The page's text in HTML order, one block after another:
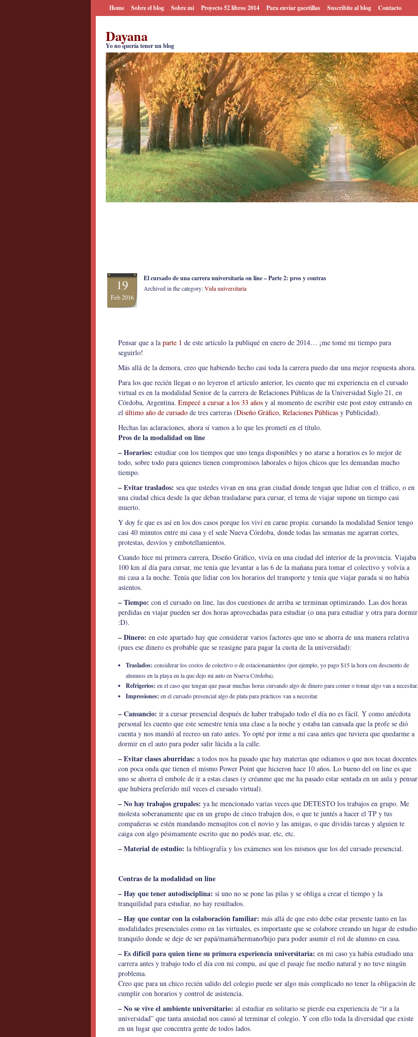
Home Sobre el blog Sobre mi Proyecto 52 libros 2014 Para enviar gacetillas Suscribite al blog Contacto
Dayana
Yo no quería tener un blog
19
Feb 2016
El cursado de una carrera universitaria on line – Parte 2: pros y contras
Archived in the category:Vida universitaria
Pensar que a la parte 1 de este artículo la publiqué en enero de 2014… ¡me tomé mi tiempo para
seguirlo!
Más allá de la demora, creo que habiendo hecho casi toda la carrera puedo dar una mejor respuesta ahora.
Para los que recién llegan o no leyeron el artículo anterior, les cuento que mi experiencia en el cursado
virtual es en la modalidad Senior de la carrera de Relaciones Públicas de la Universidad Siglo 21, en
Córdoba, Argentina. Empecé a cursar a los 33 años y al momento de escribir este post estoy entrando en
el último año de cursado de tres carreras (Diseño Gráfico, Relaciones Públicas y Publicidad).
Hechas las aclaraciones, ahora sí vamos a lo que les prometí en el título.
Pros de la modalidad on line
– Horarios: estudiar con los tiempos que uno tenga disponibles y no atarse a horarios es lo mejor de
todo, sobre todo para quienes tienen compromisos laborales o hijos chicos que les demandan mucho
tiempo.
– Evitar traslados: sea que ustedes vivan en una gran ciudad donde tengan que lidiar con el tráfico, o en
una ciudad chica desde la que deban trasladarse para cursar, el tema de viajar supone un tiempo casi
muerto.
Y doy fe que es así en los dos casos porque los viví en carne propia: cursando la modalidad Senior tengo
casi 40 minutos entre mi casa y el sede Nueva Córdoba, donde todas las semanas me agarran cortes,
protestas, desvíos y embotellamientos.
Cuando hice mi primera carrera, Diseño Gráfico, vivía en una ciudad del interior de la provincia. Viajaba
100 km al día para cursar, me tenía que levantar a las 6 de la mañana para tomar el colectivo y volvía a
mi casa a la noche. Tenía que lidiar con los horarios del transporte y tenía que viajar parada si no había
asientos.
– Tiempo: con el cursado on line, las dos cuestiones de arriba se terminan optimizando. Las dos horas
perdidas en viajar pueden ser dos horas aprovechadas para estudiar (o una para estudiar y otra para dormir
:D).
– Dinero: en este apartado hay que considerar varios factores que uno se ahorra de una manera relativa
(pues ese dinero es probable que se reasigne para pagar la cuota de la universidad):
Traslados: considerar los costos de colectivo o de estacionamientos (por ejemplo, yo pago $15 la hora con descuento de
alumnos en la playa en la que dejo mi auto en Nueva Córdoba).
Refrigerios: en el caso que tengan que pasar muchas horas cursando algo de dinero para comer o tomar algo van a necesitar.
Impresiones: en el cursado presencial algo de plata para prácticos van a necesitar.
– Cansancio: ir a cursar presencial después de haber trabajado todo el día no es fácil. Y como anécdota
personal les cuento que este semestre tenía una clase a la noche y estaba tan cansada que la profe se dió
cuenta y nos mandó al recreo un rato antes. Yo opté por irme a mi casa antes que tuviera que quedarme a
dormir en el auto para poder salir lúcida a la calle.
– Evitar clases aburridas: a todos nos ha pasado que hay materias que odiamos o que nos tocan docentes
con poca onda que tienen el mismo Power Point que hicieron hace 10 años. Lo bueno del on line es que
uno se ahorra el embole de ir a estas clases (y créanme que me ha pasado estar sentada en un aula y pensar
que hubiera preferido mil veces el cursado virtual).
– No hay trabajos grupales: ya he mencionado varias veces que DETESTO los trabajos en grupo. Me
molesta soberanamente que en un grupo de cinco trabajen dos, o que te juntés a hacer el TP y tus
compañeras se estén mandando mensajitos con el novio y las amigas, o que dividás tareas y alguien te
caiga con algo pésimamente escrito que no podés usar, etc, etc.
– Material de estudio: la bibliografía y los exámenes son los mismos que los del cursado presencial.
Contras de la modalidad on line
– Hay que tener autodisciplina: si uno no se pone las pilas y se obliga a crear el tiempo y la
tranquilidad para estudiar, no hay resultados.
– Hay que contar con la colaboración familiar: más allá de que esto debe estar presente tanto en las
modalidades presenciales como en las virtuales, es importante que se colabore creando un lugar de estudio
tranquilo donde se deje de ser papá/mamá/hermano/hijo para poder asumir el rol de alumno en casa.
– Es difícil para quien tiene su primera experiencia universitaria: en mi caso ya había estudiado una
carrera antes y trabajo todo el día con mi compu, así que el pasaje fue medio natural y no tuve ningún
problema.
Creo que para un chico recién salido del colegio puede ser algo más complicado no tener la obligación de
cumplir con horarios y control de asistencia.
– No se vive el ambiente universitario: al estudiar en solitario se pierde esa experiencia de “ir a la
universidad” que tanta ansiedad nos causó al terminar el colegio. Y con ello toda la diversidad que existe
en un lugar que concentra gente de todos lados.